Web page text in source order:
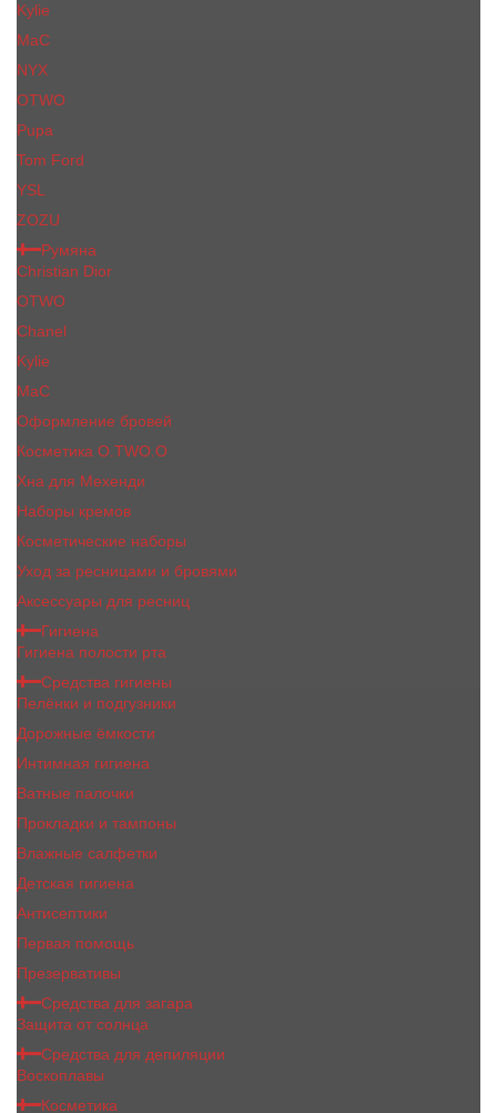
Kylie
MaC
NYX
OTWO
Pupa
Tom Ford
YSL
ZOZU
Румяна
Christian Dior
OTWO
Сhanеl
Kylie
MaC
Оформление бровей
Косметика O.TWO.O
Хна для Мехенди
Наборы кремов
Косметические наборы
Уход за ресницами и бровями
Аксессуары для ресниц
Гигиена
Гигиена полости рта
Средства гигиены
Пелёнки и подгузники
Дорожные ёмкости
Интимная гигиена
Ватные палочки
Прокладки и тампоны
Влажные салфетки
Детская гигиена
Антисептики
Первая помощь
Презервативы
Средства для загара
Защита от солнца
Средства для депиляции
Воскоплавы
Косметика